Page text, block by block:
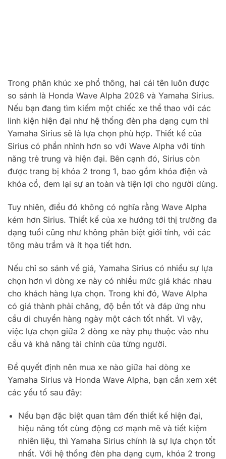
Trong phân khúc xe phổ thông, hai cái tên luôn được
so sánh là Honda Wave Alpha 2026 và Yamaha Sirius.
Nếu bạn đang tìm kiếm một chiếc xe thể thao với các
linh kiện hiện đại như hệ thống đèn pha dạng cụm thì
Yamaha Sirius sẽ là lựa chọn phù hợp. Thiết kế của
Sirius có phần nhỉnh hơn so với Wave Alpha với tính
năng trẻ trung và hiện đại. Bên cạnh đó, Sirius còn
được trang bị khóa 2 trong 1, bao gồm khóa điện và
khóa cổ, đem lại sự an toàn và tiện lợi cho người dùng.
Tuy nhiên, điều đó không có nghĩa rằng Wave Alpha
kém hơn Sirius. Thiết kế của xe hướng tới thị trường đa
dạng tuổi cũng như không phân biệt giới tính, với các
tông màu trầm và ít họa tiết hơn.
Nếu chỉ so sánh về giá, Yamaha Sirius có nhiều sự lựa
chọn hơn vì dòng xe này có nhiều mức giá khác nhau
cho khách hàng lựa chọn. Trong khi đó, Wave Alpha
có giá thành phải chăng, độ bền tốt và đáp ứng nhu
cầu di chuyển hàng ngày một cách tốt nhất. Vì vậy,
việc lựa chọn giữa 2 dòng xe này phụ thuộc vào nhu
cầu và khả năng tài chính của từng người.
Để quyết định nên mua xe nào giữa hai dòng xe
Yamaha Sirius và Honda Wave Alpha, bạn cần xem xét
các yếu tố sau đây:
Nếu bạn đặc biệt quan tâm đến thiết kế hiện đại,
hiệu năng tốt cùng động cơ mạnh mẽ và tiết kiệm
nhiên liệu, thì Yamaha Sirius chính là sự lựa chọn tốt
nhất. Với hệ thống đèn pha dạng cụm, khóa 2 trong